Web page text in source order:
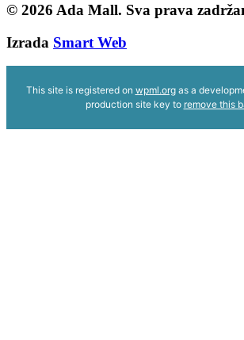
© 2026 Ada Mall. Sva prava
Izrada Smart Web
This site is registered on wpml.orgas a
production site key to remove this